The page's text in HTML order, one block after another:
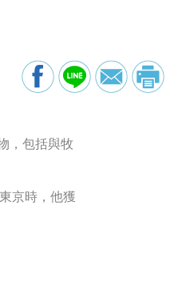
，包括與牧
京時，他獲